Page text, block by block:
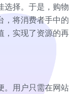
选择。于是，购物
，将消费者手中的
，实现了资源的再
。用户只需在网站